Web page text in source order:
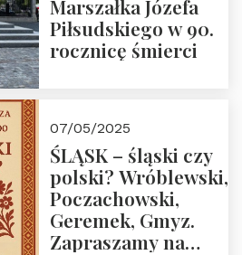
Marszałka Józefa
Piłsudskiego w 90.
rocznicę śmierci
07/05/2025
ŚLĄSK – śląski czy
polski? Wróblewski,
Poczachowski,
Geremek, Gmyz.
Zapraszamy na